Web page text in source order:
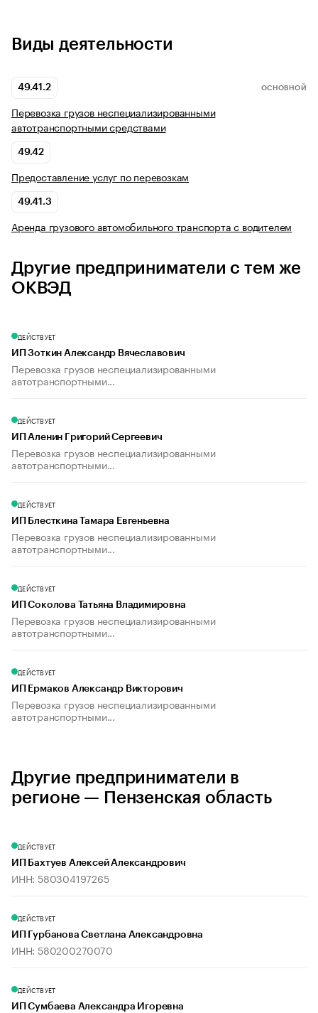
Виды деятельности
49.41.2 ОСНОВНОЙ
Перевозка грузов неспециализированными
автотранспортными средствами
49.42
Предоставление услуг по перевозкам
49.41.3
Аренда грузового автомобильного транспорта с водителем
Другие предприниматели с тем же
ОКВЭД
ДЕЙСТВУЕТ
ИП Зоткин Александр Вячеславович
Перевозка грузов неспециализированными
автотранспортными...
ДЕЙСТВУЕТ
ИП Аленин Григорий Сергеевич
Перевозка грузов неспециализированными
автотранспортными...
ДЕЙСТВУЕТ
ИП Блесткина Тамара Евгеньевна
Перевозка грузов неспециализированными
автотранспортными...
ДЕЙСТВУЕТ
ИП Соколова Татьяна Владимировна
Перевозка грузов неспециализированными
автотранспортными...
ДЕЙСТВУЕТ
ИП Ермаков Александр Викторович
Перевозка грузов неспециализированными
автотранспортными...
Другие предприниматели в
регионе — Пензенская область
ДЕЙСТВУЕТ
ИП Бахтуев Алексей Александрович
ИНН: 580304197265
ДЕЙСТВУЕТ
ИП Гурбанова Светлана Александровна
ИНН: 580200270070
ДЕЙСТВУЕТ
ИП Сумбаева Александра Игоревна